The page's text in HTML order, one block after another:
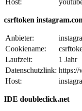
Host:
csrftoken
Anbieter:
Cookiename:
Laufzeit:
1 Jahr
Datenschutzlink: https://
Host:
IDE doubleclick.net